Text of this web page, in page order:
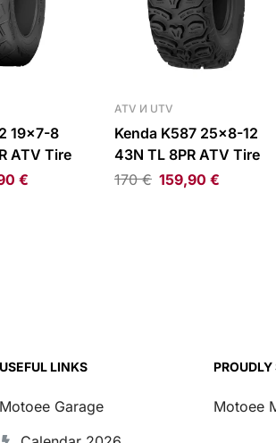
19×7-8
ATV Tire
€
ATV И UTV
Kenda K587 25×8-12
43N TL 8PR ATV Tire
170€ 159,90€
USEFUL LINKS
Motoee Garage
Motoee